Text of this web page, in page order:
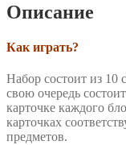
Описание
Как играть?
Набор состоит из 10
свою очередь
карточке каждого
карточках
предметов.